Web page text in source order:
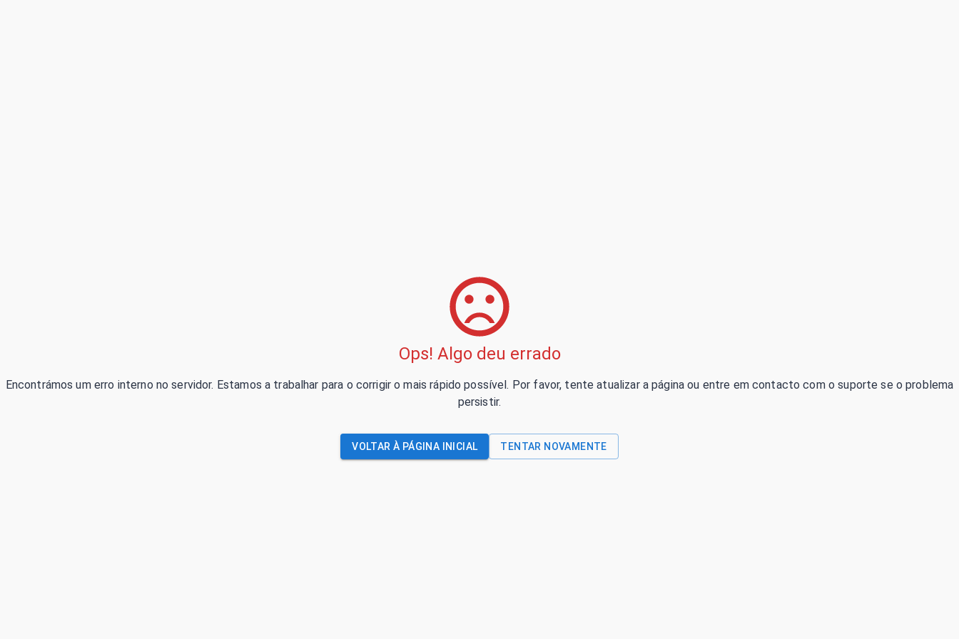
Ops! Algo deu errado
Encontrámos um erro interno no servidor. Estamos a trabalhar para o corrigir o mais rápido possível. Por favor, tente atualizar a página ou entre em contacto com o suporte se o problema
persistir.
VOLTAR À PÁGINA INICIAL TENTAR NOVAMENTE